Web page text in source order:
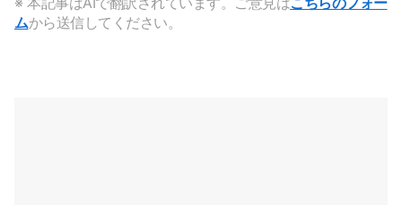
ムから送信してください。